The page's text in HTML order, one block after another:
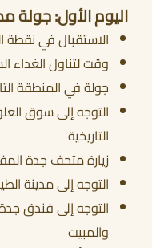
اليوم الأول: جولة
الاستقبال في نقطة
وقت لتناول الغداء
جولة في المنطقة
التوجه إلى سوق
التاريخية
زيارة متحف جدة
التوجه إلى مدينة
التوجه إلى فندق
والمبيت